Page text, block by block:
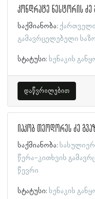
კონდრატე ნესტორის ძე
საქმიანობა:
გამავრცელებელი
სტატუსი: სენაკის
დაწვრილებით
იაკობ თეოდორეს ძე
საქმიანობა:
წერა-კითხვის
წევრი
სტატუსი: სენაკის